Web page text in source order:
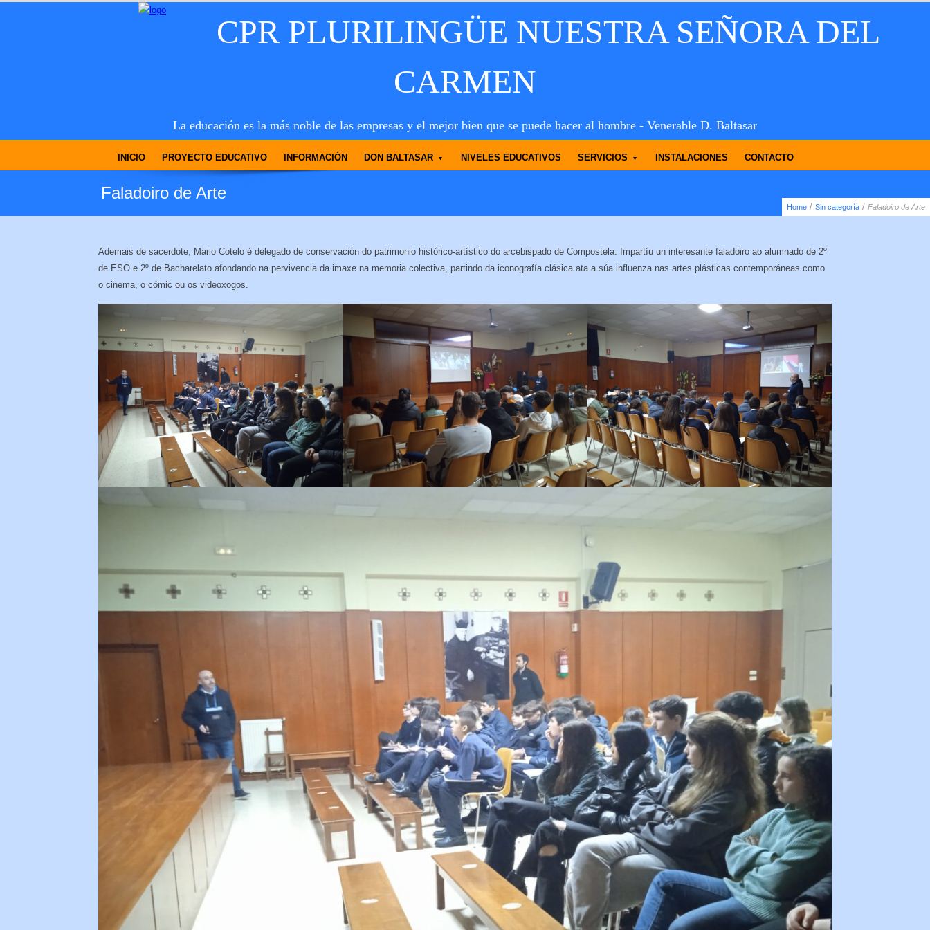
CPR PLURILINGÜE NUESTRA SEÑORA DEL
CARMEN
La educación es la más noble de las empresas y el mejor bien que se puede hacer al hombre - Venerable D. Baltasar
INICIO PROYECTO EDUCATIVO INFORMACIÓN DON BALTASAR NIVELES EDUCATIVOS SERVICIOS INSTALACIONES CONTACTO
Home / Sin categoría / Faladoiro de Arte
Faladoiro de Arte
Ademais de sacerdote, Mario Cotelo é delegado de conservación do patrimonio histórico-artístico do arcebispado de Compostela. Impartíu un interesante faladoiro ao alumnado de 2º
de ESO e 2º de Bacharelato afondando na pervivencia da imaxe na memoria colectiva, partindo da iconografía clásica ata a súa influenza nas artes plásticas contemporáneas como
o cinema, o cómic ou os videoxogos.